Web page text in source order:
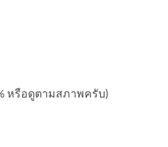
หรือดูตามสภาพครับ)